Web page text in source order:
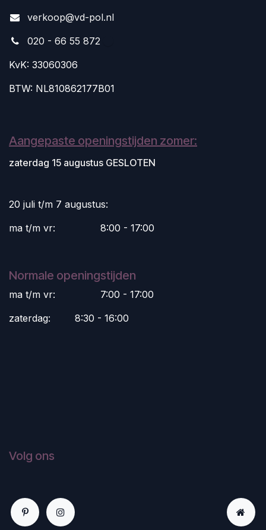
verkoop@vd-pol.nl
020 - 66 55 872
KvK: 33060306
BTW: NL810862177B01
Aangepaste openingstijden zomer:
zaterdag 15 augustus GESLOTEN
20 juli t/m 7 augustus:
ma t/m vr:
​8:00 - 17:00
Normale openingstijden
ma t/m vr:
​7:00 - 17:00
zaterdag:
​8:30 - 16:00
Volg ons